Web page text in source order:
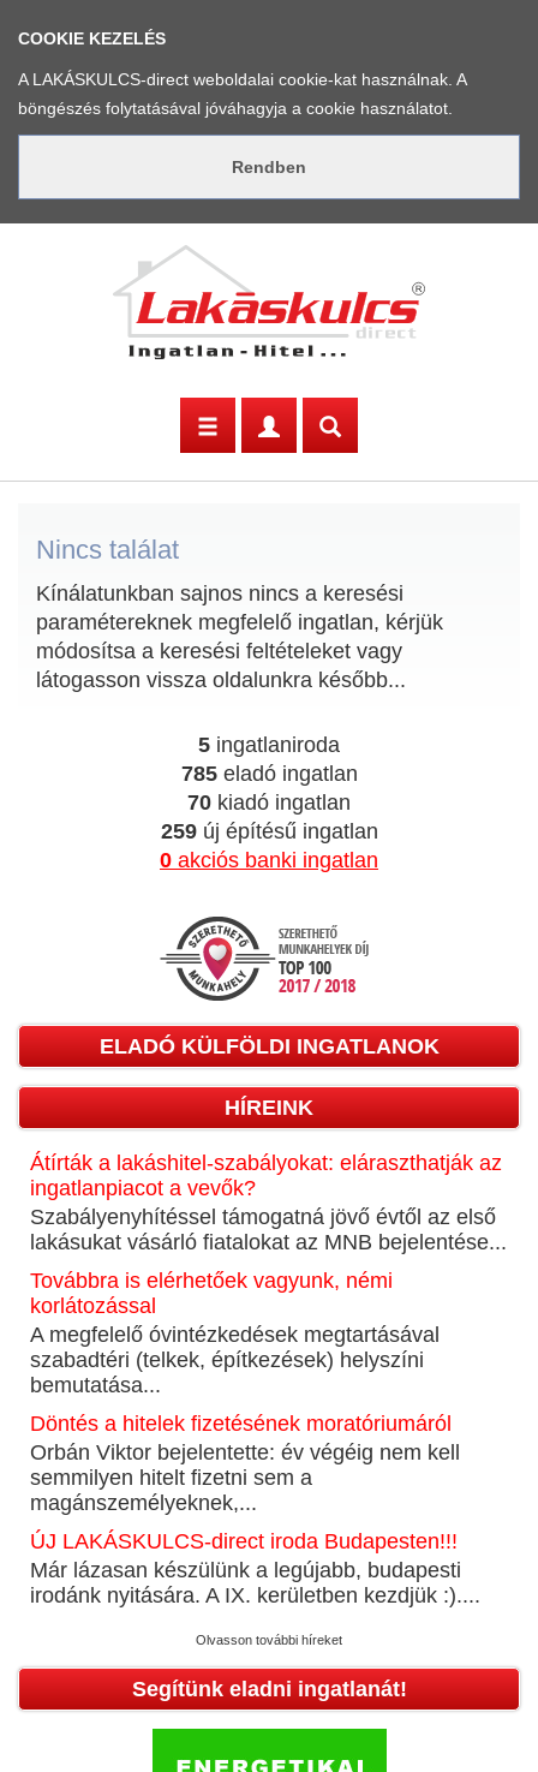
COOKIE KEZELÉS
A LAKÁSKULCS-direct weboldalai cookie-kat használnak. A
böngészés folytatásával jóváhagyja a cookie használatot.
Nincs találat
Kínálatunkban sajnos nincs a keresési
paramétereknek megfelelő ingatlan, kérjük
módosítsa a keresési feltételeket vagy
látogasson vissza oldalunkra később...
5 ingatlaniroda
785eladó ingatlan
70 kiadó ingatlan
259új építésű ingatlan
0 akciós banki ingatlan
ELADÓ KÜLFÖLDI INGATLANOK
HÍREINK
Átírták a lakáshitel-szabályokat: eláraszthatják az
ingatlanpiacot a vevők?
Szabályenyhítéssel támogatná jövő évtől az első
lakásukat vásárló fiatalokat az MNB bejelentése...
Továbbra is elérhetőek vagyunk, némi
korlátozással
A megfelelő óvintézkedések megtartásával
szabadtéri (telkek, építkezések) helyszíni
bemutatása...
Döntés a hitelek fizetésének moratóriumáról
Orbán Viktor bejelentette: év végéig nem kell
semmilyen hitelt fizetni sem a
magánszemélyeknek,...
ÚJ LAKÁSKULCS-direct iroda Budapesten!!!
Már lázasan készülünk a legújabb, budapesti
irodánk nyitására. A IX. kerületben kezdjük :)....
Olvasson további híreket
Segítünk eladni ingatlanát!